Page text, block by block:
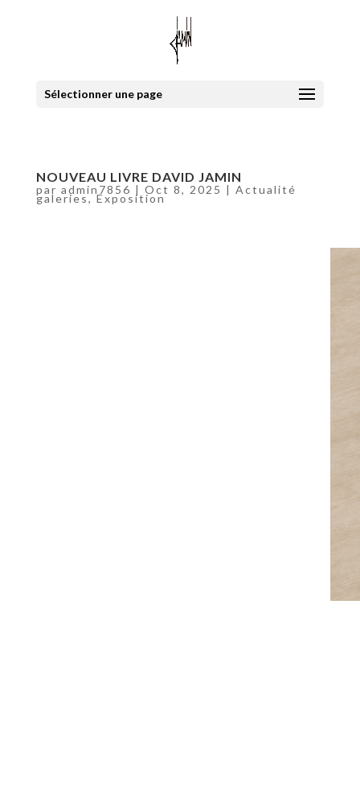
Sélectionner une page
NOUVEAU LIVRE DAVID JAMIN
par admin7856 | Oct 8, 2025 | Actualité
galeries,Exposition